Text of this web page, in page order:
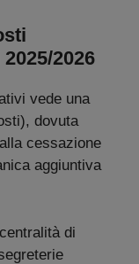
2025/2026
vede una
dovuta
cessazione
aggiuntiva
di